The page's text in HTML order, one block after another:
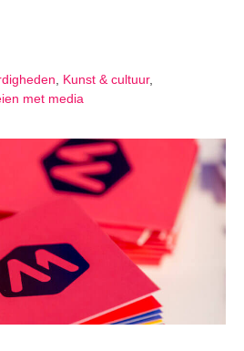
Kunst & cultuur,
met media